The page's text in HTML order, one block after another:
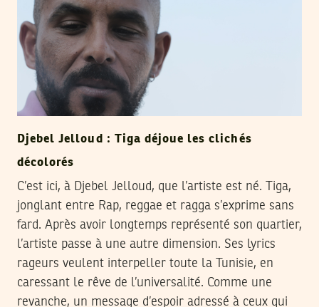
Djebel Jelloud : Tiga déjoue les clichés
décolorés
C’est ici, à Djebel Jelloud, que l’artiste est né. Tiga,
jonglant entre Rap, reggae et ragga s’exprime sans
fard. Après avoir longtemps représenté son quartier,
l’artiste passe à une autre dimension. Ses lyrics
rageurs veulent interpeller toute la Tunisie, en
caressant le rêve de l’universalité. Comme une
revanche, un message d’espoir adressé à ceux qui